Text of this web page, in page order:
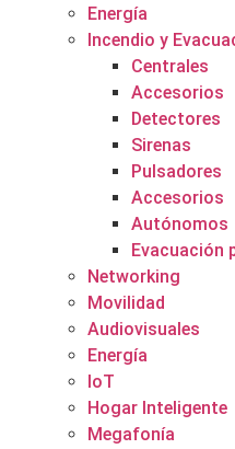
Energía
Incendio y
Centrales
Accesorios
Detectores
Sirenas
Pulsadores
Accesorios
Autónomos
Evacuación
Networking
Movilidad
Audiovisuales
Energía
IoT
Hogar Inteligente
Megafonía